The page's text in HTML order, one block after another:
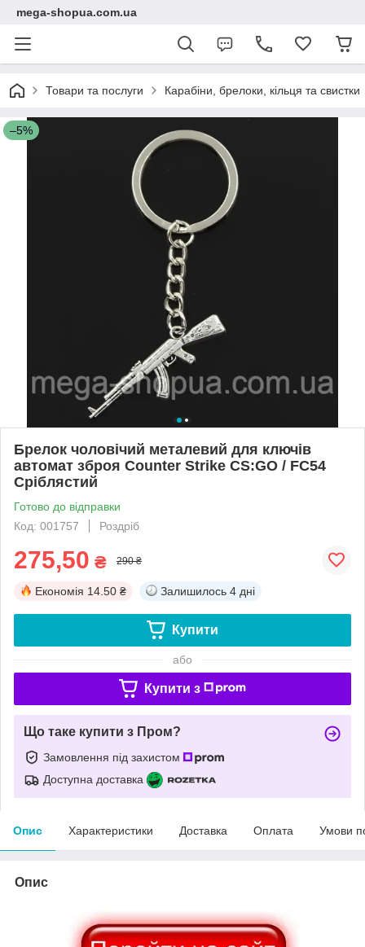
mega-shopua.com.ua
Товари та послуги Карабіни, брелоки, кільця та свистки
–5%
Брелок чоловічий металевий для ключів
автомат зброя Counter Strike CS:GO / FC54
Сріблястий
Готово до відправки
Код: 001757
Роздріб
275,50 ₴ 290 ₴
Економія 14.50 ₴ Залишилось 4 дні
Купити
або
Купити з
Що таке купити з Пром?
Замовлення під захистом
Доступна доставка
Опис Характеристики Доставка Оплата Умови
Опис